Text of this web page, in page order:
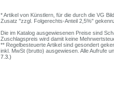
* Artikel von Künstlern, für die durch die VG
Zusatz "zzgl. Folgerechts-Anteil 2,5%"
Die im Katalog ausgewiesenen Preise sind
Zuschlagspreis wird damit keine
** Regelbesteuerte Artikel sind gesondert
inkl. MwSt (brutto) ausgewiesen. Alle Aufrufe
7.3.)